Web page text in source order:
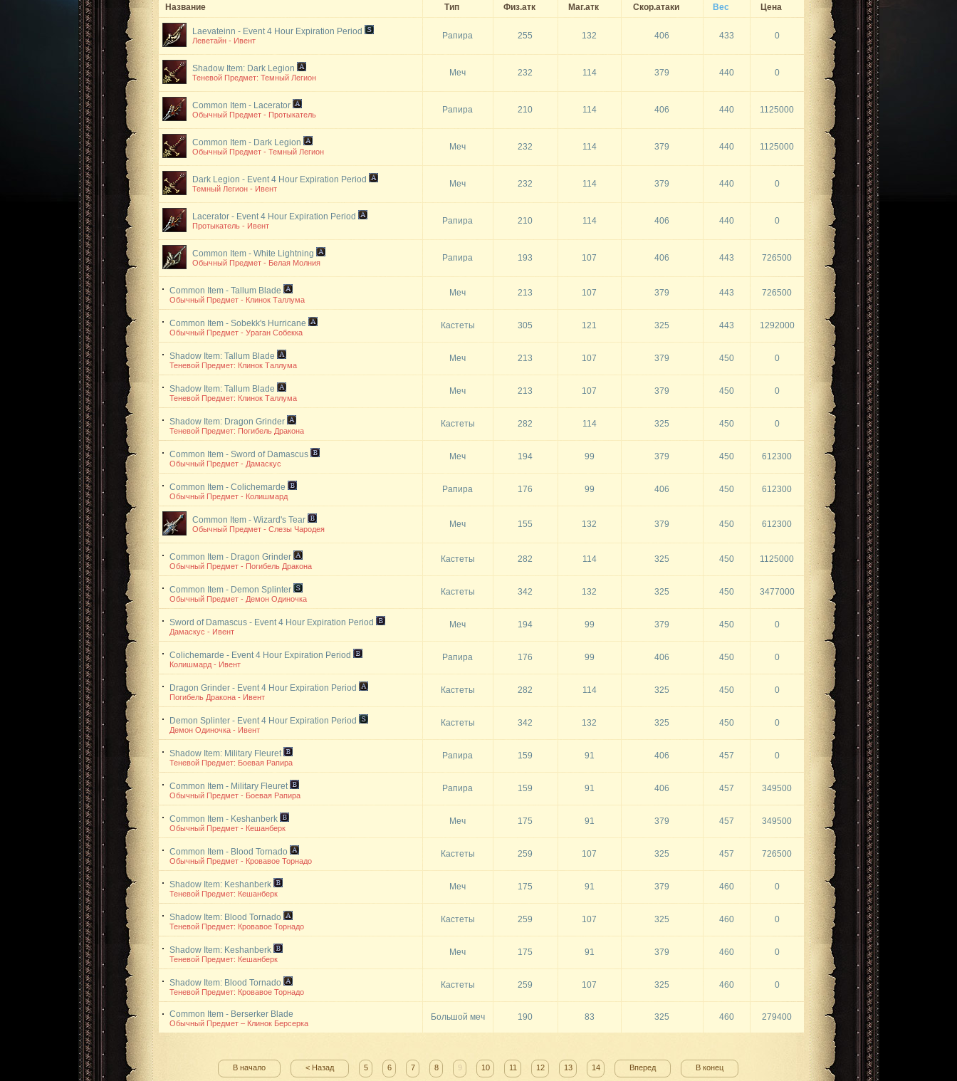
Название Тип Физ.атк Маг.атк Скор.атаки Вес Цена
Laevateinn - Event4 Hour Expiration Period
Леветайн - Ивент Рапира 255 132 406 433 0
Shadow Item: Dark Legion
Теневой Предмет: Темный Легион Меч 232 114 379 440 0
Common Item - Lacerator
Обычный Предмет - Протыкатель Рапира 210 114 406 440 1125000
Common Item - Dark Legion
Обычный Предмет - Темный Легион Меч 232 114 379 440 1125000
Dark Legion - Event4 Hour Expiration Period
Темный Легион - Ивент Меч 232 114 379 440 0
Lacerator - Event4 Hour Expiration Period
Протыкатель - Ивент Рапира 210 114 406 440 0
Common Item - White Lightning
Обычный Предмет - Белая Молния Рапира 193 107 406 443 726500
Common Item - Tallum Blade
Обычный Предмет - Клинок Таллума
Меч 213 107 379 443 726500
Common Item - Sobekk's Hurricane
Обычный Предмет - Ураган Собекка
Кастеты 305 121 325 443 1292000
Shadow Item: Tallum Blade
Теневой Предмет: Клинок Таллума
Меч 213 107 379 450 0
Shadow Item: Tallum Blade
Теневой Предмет: Клинок Таллума
Меч 213 107 379 450 0
Shadow Item: Dragon Grinder
Теневой Предмет: Погибель Дракона
Кастеты 282 114 325 450 0
Common Item - Sword of Damascus
Обычный Предмет - Дамаскус
Меч 194 99 379 450 612300
Common Item - Colichemarde
Обычный Предмет - Колишмард
Рапира 176 99 406 450 612300
Common Item - Wizard's Tear
Обычный Предмет - Слезы Чародея Меч 155 132 379 450 612300
Common Item - Dragon Grinder
Обычный Предмет - Погибель Дракона
Кастеты 282 114 325 450 1125000
Common Item - Demon Splinter
Обычный Предмет - Демон Одиночка
Кастеты 342 132 325 450 3477000
Sword of Damascus - Event4 Hour Expiration Period
Дамаскус - Ивент
Меч 194 99 379 450 0
Colichemarde - Event4 Hour Expiration Period
Колишмард - Ивент
Рапира 176 99 406 450 0
Dragon Grinder - Event4 Hour Expiration Period
Погибель Дракона - Ивент
Кастеты 282 114 325 450 0
Demon Splinter - Event4 Hour Expiration Period
Демон Одиночка - Ивент
Кастеты 342 132 325 450 0
Shadow Item: Military Fleuret
Теневой Предмет: Боевая Рапира
Рапира 159 91 406 457 0
Common Item - Military Fleuret
Обычный Предмет - Боевая Рапира
Рапира 159 91 406 457 349500
Common Item - Keshanberk
Обычный Предмет - Кешанберк
Меч 175 91 379 457 349500
Common Item - Blood Tornado
Обычный Предмет - Кровавое Торнадо
Кастеты 259 107 325 457 726500
Shadow Item: Keshanberk
Теневой Предмет: Кешанберк
Меч 175 91 379 460 0
Shadow Item: Blood Tornado
Теневой Предмет: Кровавое Торнадо
Кастеты 259 107 325 460 0
Shadow Item: Keshanberk
Теневой Предмет: Кешанберк
Меч 175 91 379 460 0
Shadow Item: Blood Tornado
Теневой Предмет: Кровавое Торнадо
Кастеты 259 107 325 460 0
Common Item - Berserker Blade
Обычный Предмет – Клинок Берсерка
Большой меч 190 83 325 460 279400
В начало < Назад 5 6 7 8 9 10 11 12 13 14 Вперед В конец